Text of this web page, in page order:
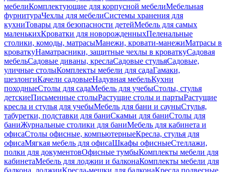
мебелиКомплектующие для корпусной мебелиМебельная
фурнитураЧехлы для мебелиСистемы хранения для
кухниТовары для безопасности детейМебель для самых
маленькихКроватки для новорожденныхПеленальные
столики, комоды, матрасыМанежи, кровати-манежиМатрасы в
кроваткуНаматрасники, защитные чехлы в кроваткуСадовая
мебельСадовые диваны, креслаСадовые стульяСадовые,
уличные столыКомплекты мебели для садаГамаки,
шезлонгиКачели садовыеНадувная мебельКухни
походныеСтолы для садаМебель для учебыСтолы, стулья
детскиеПисьменные столыРастущие столы и партыРастущие
кресла и стулья для учебыМебель для бани и сауныСтулья,
табуретки, подставки для баниСкамьи для баниСтолы для
баниЖурнальные столики для баниМебель для кабинета и
офисаСтолы офисные, компьютерныеКресла, стулья для
офисаМягкая мебель для офисаШкафы офисныеСтеллажи,
полки для документовОфисные тумбыКомплекты мебели для
кабинетаМебель для лоджии и балконаКомплекты мебели для
балкона, лоджииКресла-мешки для балконаКресла подвесные,